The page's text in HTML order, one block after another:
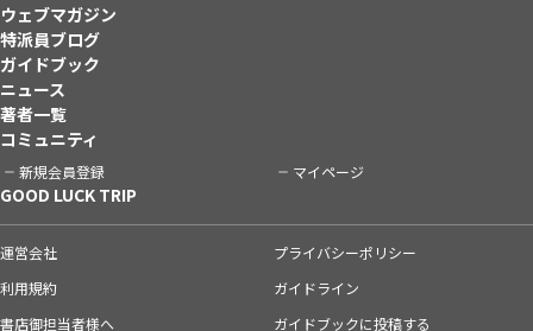
ウェブマガジン
特派員ブログ
ガイドブック
ニュース
著者一覧
コミュニティ
新規会員登録 マイページ
GOOD LUCK TRIP
運営会社
プライバシーポリシー
利用規約
ガイドライン
書店御担当者様へ
ガイドブックに投稿する